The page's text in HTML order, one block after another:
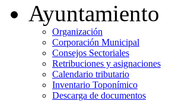
Ayuntamiento
Organización
Corporación Municipal
Consejos Sectoriales
Retribuciones y asignaciones
Calendario tributario
Inventario Toponímico
Descarga de documentos